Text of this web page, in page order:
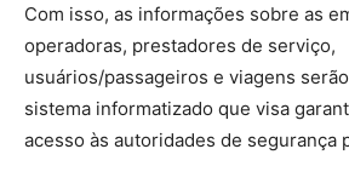
Com isso, as informações sobre as
operadoras, prestadores de serviço,
usuários/passageiros e viagens
sistema informatizado que visa
acesso às autoridades de segurança